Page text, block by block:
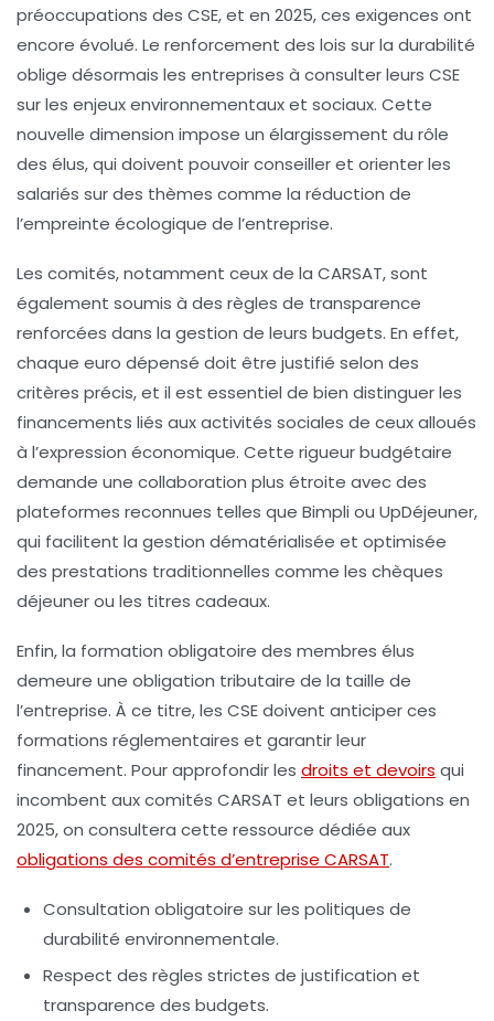
préoccupations des CSE, et en 2025, ces exigences ont
encore évolué. Le renforcement des lois sur la durabilité
oblige désormais les entreprises à consulter leurs CSE
sur les enjeux environnementaux et sociaux. Cette
nouvelle dimension impose un élargissement du rôle
des élus, qui doivent pouvoir conseiller et orienter les
salariés sur des thèmes comme la réduction de
l’empreinte écologique de l’entreprise.
Les comités, notamment ceux de la CARSAT, sont
également soumis à des règles de transparence
renforcées dans la gestion de leurs budgets. En effet,
chaque euro dépensé doit être justifié selon des
critères précis, et il est essentiel de bien distinguer les
financements liés aux activités sociales de ceux alloués
à l’expression économique. Cette rigueur budgétaire
demande une collaboration plus étroite avec des
plateformes reconnues telles que Bimpli ou UpDéjeuner,
qui facilitent la gestion dématérialisée et optimisée
des prestations traditionnelles comme les chèques
déjeuner ou les titres cadeaux.
Enfin, la formation obligatoire des membres élus
demeure une obligation tributaire de la taille de
l’entreprise. À ce titre, les CSE doivent anticiper ces
formations réglementaires et garantir leur
financement. Pour approfondir les droits et devoirs qui
incombent aux comités CARSAT et leurs obligations en
2025, on consultera cette ressource dédiée aux
obligations des comités d’entreprise CARSAT.
Consultation obligatoire sur les politiques de
durabilité environnementale.
Respect des règles strictes de justification et
transparence des budgets.